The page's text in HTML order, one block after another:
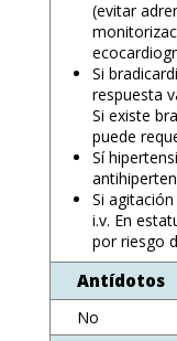
(evitar
Si
respuesta
Si existe
puede
Sí
Si
i.v. En
por riesgo
Antídotos
No